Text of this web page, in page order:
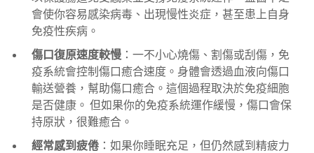
會使你容易感染病毒、出現慢性炎症，甚至患上自身
免疫性疾病。
傷口復原速度較慢 ：一不小心燒傷、割傷或刮傷，免
疫系統會控制傷口癒合速度。身體會透過血液向傷口
輸送營養，幫助傷口癒合。這個過程取決於免疫細胞
是否健康。 但如果你的免疫系統運作緩慢，傷口會保
持原狀，很難癒合。
經常感到疲倦 ：如果你睡眠充足，但仍然感到精疲力